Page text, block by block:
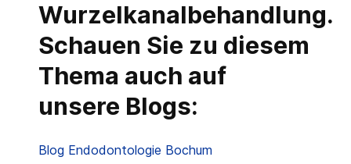
Wurzelkanalbehandlung.
Schauen Sie zu diesem
Thema auch auf
unsere Blogs:
Blog Endodontologie Bochum